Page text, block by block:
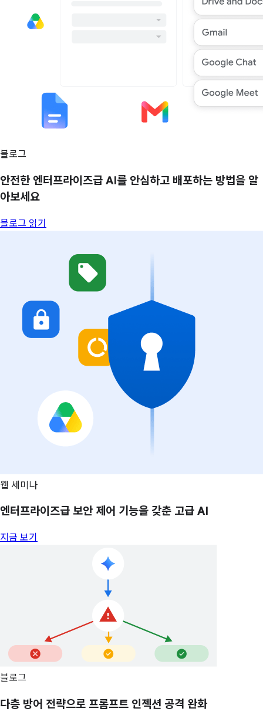
블로그
안전한 엔터프라이즈급 AI를 안심하고 배포하는 방법을 알
아보세요
블로그 읽기
웹 세미나
엔터프라이즈급 보안 제어 기능을 갖춘 고급 AI
지금 보기
블로그
다층 방어 전략으로 프롬프트 인젝션 공격 완화